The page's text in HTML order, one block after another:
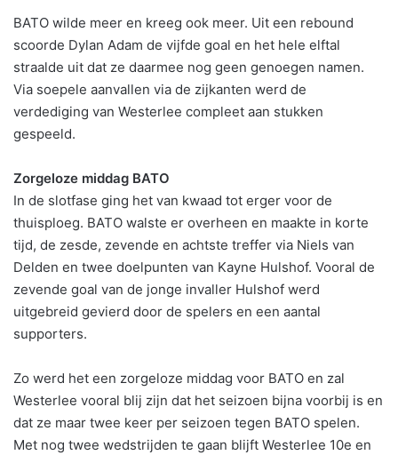
BATO wilde meer en kreeg ook meer. Uit een rebound
scoorde Dylan Adam de vijfde goal en het hele elftal
straalde uit dat ze daarmee nog geen genoegen namen.
Via soepele aanvallen via de zijkanten werd de
verdediging van Westerlee compleet aan stukken
gespeeld.
Zorgeloze middag BATO
In de slotfase ging het van kwaad tot erger voor de
thuisploeg. BATO walste er overheen en maakte in korte
tijd, de zesde, zevende en achtste treffer via Niels van
Delden en twee doelpunten van Kayne Hulshof. Vooral de
zevende goal van de jonge invaller Hulshof werd
uitgebreid gevierd door de spelers en een aantal
supporters.
Zo werd het een zorgeloze middag voor BATO en zal
Westerlee vooral blij zijn dat het seizoen bijna voorbij is en
dat ze maar twee keer per seizoen tegen BATO spelen.
Met nog twee wedstrijden te gaan blijft Westerlee 10e en